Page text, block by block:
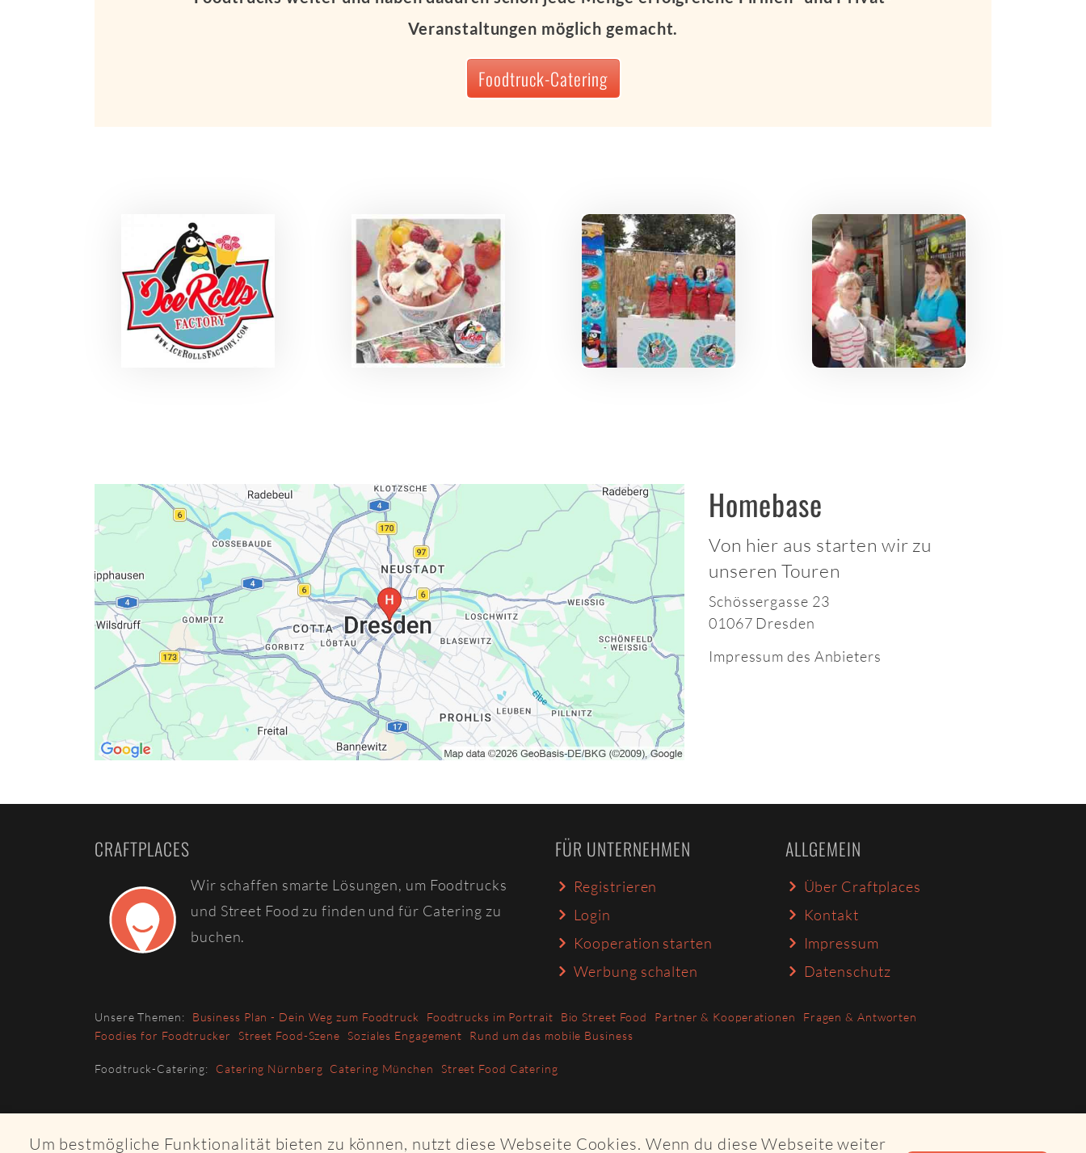
Um bestmögliche Funktionalität bieten zu können, nutzt diese Webseite Cookies. Wenn du diese Webseite weiter
Veranstaltungen möglich gemacht.
Foodtruck-Catering
Homebase
Von hier aus starten wir zu
unseren Touren
Schössergasse 23
01067 Dresden
Impressum des Anbieters
CRAFTPLACES
Wir schaffen smarte Lösungen, um Foodtrucks
und Street Food zu finden und für Catering zu
buchen.
FÜR UNTERNEHMEN
Registrieren
Login
Kooperation starten
Werbung schalten
ALLGEMEIN
Über Craftplaces
Kontakt
Impressum
Datenschutz
Unsere Themen: Business Plan - Dein Weg zum Foodtruck Foodtrucks im Portrait Bio Street Food Partner & Kooperationen
Fragen & Antworten
Foodies for Foodtrucker
Street Food-Szene Soziales Engagement Rund um das mobile Business
Foodtruck-Catering: Catering Nürnberg Catering München Street Food Catering